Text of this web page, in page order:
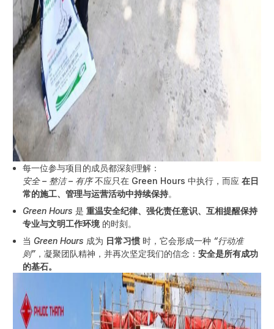
每一位参与项目的成员都深刻理解：
安全 – 整洁 – 有序不应只在 Green Hours 中执行，而应在日
常的施工、管理与运营活动中持续保持。
Green Hours 是重温安全纪律、强化责任意识、互相提醒保持
专业与文明工作环境 的时刻。
当 Green Hours 成为 日常习惯 时，它会形成一种 “行动准
则” ，凝聚团队精神，并再次坚定我们的信念：安全是所有成功
的基石。